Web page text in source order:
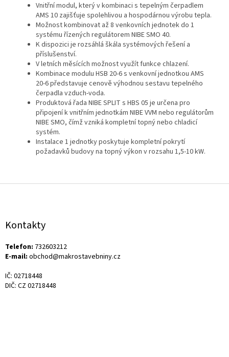
Vnitřní modul, který v kombinaci s tepelným čerpadlem
AMS 10 zajišťuje spolehlivou a hospodárnou výrobu tepla.
Možnost kombinovat až 8 venkovních jednotek do 1
systému řízených regulátorem NIBE SMO 40.
K dispozici je rozsáhlá škála systémových řešení a
příslušenství.
V letních měsících možnost využít funkce chlazení.
Kombinace modulu HSB 20-6 s venkovní jednotkou AMS
20-6 představuje cenově výhodnou sestavu tepelného
čerpadla vzduch-voda.
Produktová řada NIBE SPLIT s HBS 05 je určena pro
připojení k vnitřním jednotkám NIBE VVM nebo regulátorům
NIBE SMO, čímž vzniká kompletní topný nebo chladicí
systém.
Instalace 1 jednotky poskytuje kompletní pokrytí
požadavků budovy na topný výkon v rozsahu 1,5‑10 kW.
Kontakty
Telefon: 732603212
E-mail: obchod@makrostavebniny.cz
IČ: 02718448
DIČ: CZ 02718448